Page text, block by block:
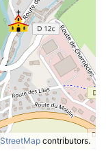
contributors.